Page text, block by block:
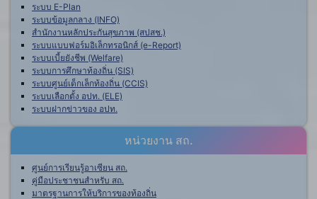
ระบบ E-Plan
ระบบข้อมูลกลาง (INFO)
สำนักงานหลักประกันสุขภาพ (สปสช.)
ระบบแบบฟอร์มอิเล็กทรอนิกส์ (e-Report)
ระบบเบี้ยยังชีพ (Welfare)
ระบบการศึกษาท้องถิ่น (SIS)
ระบบศูนย์เด็กเล็กท้องถิ่น (CCIS)
ระบบเลือกตั้ง อปท. (ELE)
ระบบฝากข่าวของ อปท.
หน่วยงาน สถ.
ศูนย์การเรียนรู้อาเซียน สถ.
คู่มือประชาชนสำหรับ สถ.
มาตรฐานการให้บริการของท้องถิ่น